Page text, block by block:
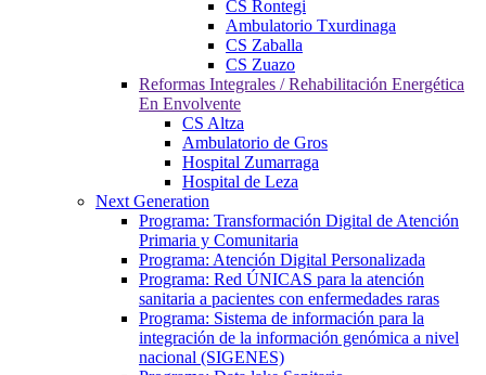
CS Rontegi
Ambulatorio Txurdinaga
CS Zaballa
CS Zuazo
Reformas Integrales / Rehabilitación Energética
En Envolvente
CS Altza
Ambulatorio de Gros
Hospital Zumarraga
Hospital de Leza
Next Generation
Programa: Transformación Digital de Atención
Primaria y Comunitaria
Programa: Atención Digital Personalizada
Programa: Red ÚNICAS para la atención
sanitaria a pacientes con enfermedades raras
Programa: Sistema de información para la
integración de la información genómica a nivel
nacional (SIGENES)